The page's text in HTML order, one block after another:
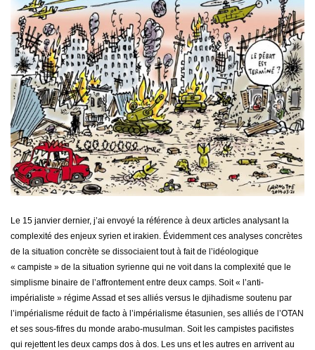
Le 15 janvier dernier, j’ai envoyé la référence à deux articles analysant la
complexité des enjeux syrien et irakien. Évidemment ces analyses concrètes
de la situation concrète se dissociaient tout à fait de l’idéologique
« campiste » de la situation syrienne qui ne voit dans la complexité que le
simplisme binaire de l’affrontement entre deux camps. Soit « l’anti-
impérialiste » régime Assad et ses alliés versus le djihadisme soutenu par
l’impérialisme réduit de facto à l’impérialisme étasunien, ses alliés de l’OTAN
et ses sous-fifres du monde arabo-musulman. Soit les campistes pacifistes
qui rejettent les deux camps dos à dos. Les uns et les autres en arrivent au